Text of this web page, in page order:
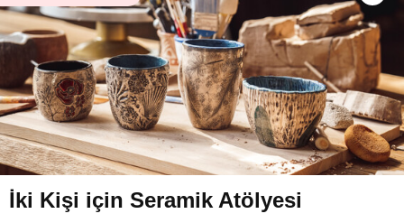
İki Kişi için Seramik Atölyesi